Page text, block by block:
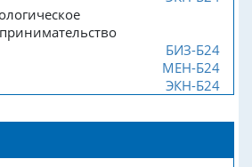
БИЗ-Б24
МЕН-Б24
ЭКН-Б24